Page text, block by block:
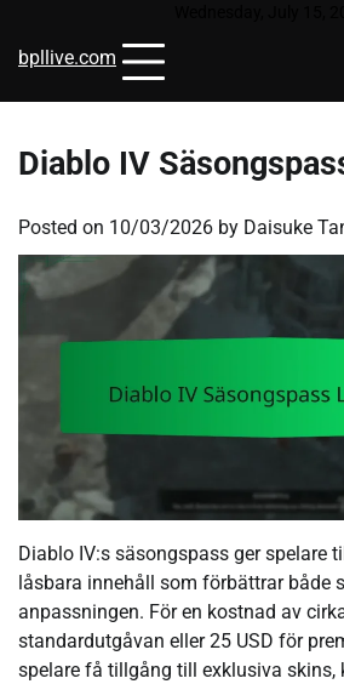
content
bpllive.com
Diablo IV
Posted on 10/03/2026 by Daisuke
Diablo IV:s säsongspass ger spelare
låsbara innehåll som förbättrar både
anpassningen. För en kostnad av
standardutgåvan eller 25 USD för
spelare få tillgång till exklusiva skins,